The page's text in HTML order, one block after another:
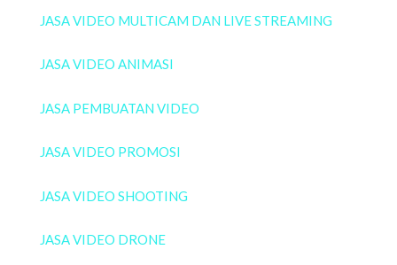
JASA VIDEO MULTICAM DAN LIVE STREAMING
JASA VIDEO ANIMASI
JASA PEMBUATAN VIDEO
JASA VIDEO PROMOSI
JASA VIDEO SHOOTING
JASA VIDEO DRONE